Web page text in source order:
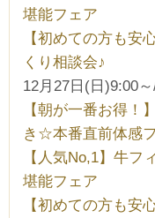
堪能フェア
【初めての方も
くり相談会♪
12月27日(日)9:00
【朝が一番お得！
き☆本番直前体感
【人気No,1】牛フ
堪能フェア
【初めての方も